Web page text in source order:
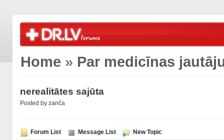
Home » Par medicīnas
nerealitātes sajūta
Posted by zanča
Forum List Message List New Topic